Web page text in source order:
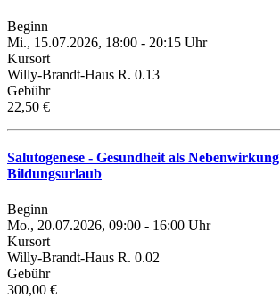
Beginn
Mi., 15.07.2026, 18:00 - 20:15 Uhr
Kursort
Willy-Brandt-Haus R. 0.13
Gebühr
22,50 €
Salutogenese - Gesundheit als Nebenwirkung
Bildungsurlaub
Beginn
Mo., 20.07.2026, 09:00 - 16:00 Uhr
Kursort
Willy-Brandt-Haus R. 0.02
Gebühr
300,00 €